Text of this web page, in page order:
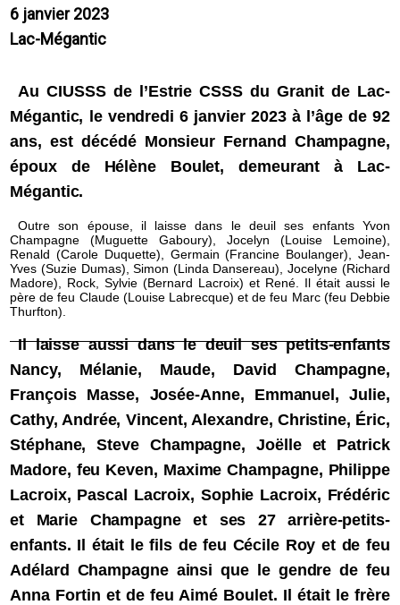
6 janvier 2023
Lac-Mégantic
Au CIUSSS de l’Estrie CSSS du Granit de Lac-
Mégantic, le vendredi 6 janvier 2023 à l’âge de 92
ans, est décédé Monsieur Fernand Champagne,
époux de Hélène Boulet, demeurant à Lac-
Mégantic.
Outre son épouse, il laisse dans le deuil ses enfants Yvon
Champagne (Muguette Gaboury), Jocelyn (Louise Lemoine),
Renald (Carole Duquette), Germain (Francine Boulanger), Jean-
Yves (Suzie Dumas), Simon (Linda Dansereau), Jocelyne (Richard
Madore), Rock, Sylvie (Bernard Lacroix) et René. Il était aussi le
père de feu Claude (Louise Labrecque) et de feu Marc (feu Debbie
Thurfton).
Il laisse aussi dans le deuil ses petits-enfants
Nancy, Mélanie, Maude, David Champagne,
François Masse, Josée-Anne, Emmanuel, Julie,
Cathy, Andrée, Vincent, Alexandre, Christine, Éric,
Stéphane, Steve Champagne, Joëlle et Patrick
Madore, feu Keven, Maxime Champagne, Philippe
Lacroix, Pascal Lacroix, Sophie Lacroix, Frédéric
et Marie Champagne et ses 27 arrière-petits-
enfants. Il était le fils de feu Cécile Roy et de feu
Adélard Champagne ainsi que le gendre de feu
Anna Fortin et de feu Aimé Boulet. Il était le frère